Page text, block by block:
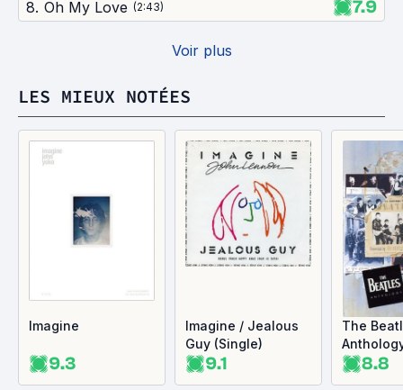
8. Oh My Love (2:43) 7.9
Voir plus
LES MIEUX NOTÉES
Imagine
9.3
Imagine / Jealous
Guy (Single)
9.1
The
8.8